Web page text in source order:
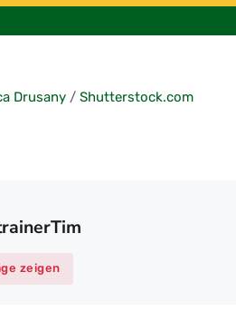
Drusany / Shutterstock.com
zeigen